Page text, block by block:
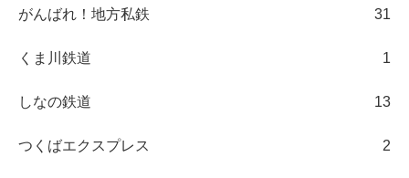
がんばれ！地方私鉄 31
くま川鉄道 1
しなの鉄道 13
つくばエクスプレス 2